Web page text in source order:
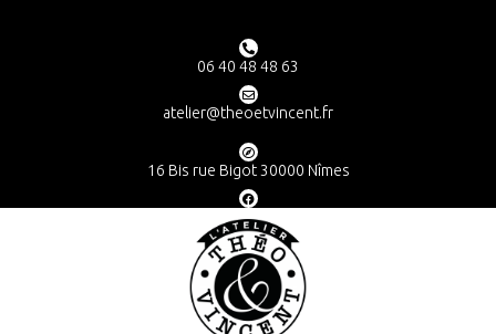
06 40 48 48 63
atelier@theoetvincent.fr
16 Bis rue Bigot 30000 Nîmes